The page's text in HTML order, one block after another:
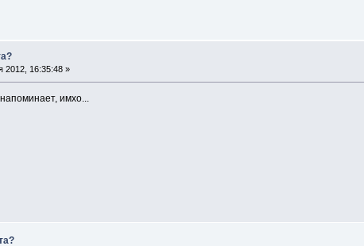
2012, 16:35:48 »
имхо...